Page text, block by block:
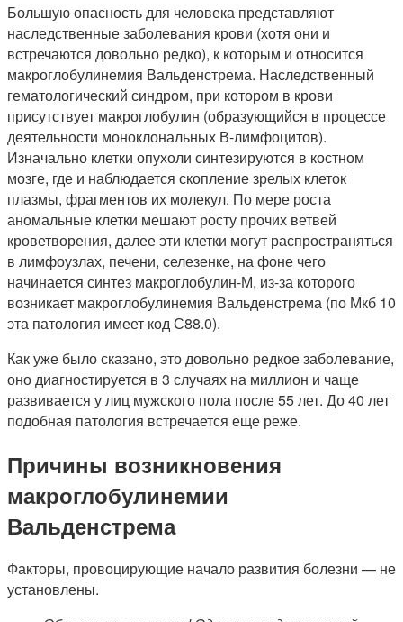
Большую опасность для человека представляют
наследственные заболевания крови (хотя они и
встречаются довольно редко), к которым и относится
макроглобулинемия Вальденстрема. Наследственный
гематологический синдром, при котором в крови
присутствует макроглобулин (образующийся в процессе
деятельности моноклональных В-лимфоцитов).
Изначально клетки опухоли синтезируются в костном
мозге, где и наблюдается скопление зрелых клеток
плазмы, фрагментов их молекул. По мере роста
аномальные клетки мешают росту прочих ветвей
кроветворения, далее эти клетки могут распространяться
в лимфоузлах, печени, селезенке, на фоне чего
начинается синтез макроглобулин-М, из-за которого
возникает макроглобулинемия Вальденстрема (по Мкб 10
эта патология имеет код С88.0).
Как уже было сказано, это довольно редкое заболевание,
оно диагностируется в 3 случаях на миллион и чаще
развивается у лиц мужского пола после 55 лет. До 40 лет
подобная патология встречается еще реже.
Причины возникновения
макроглобулинемии
Вальденстрема
Факторы, провоцирующие начало развития болезни — не
установлены.